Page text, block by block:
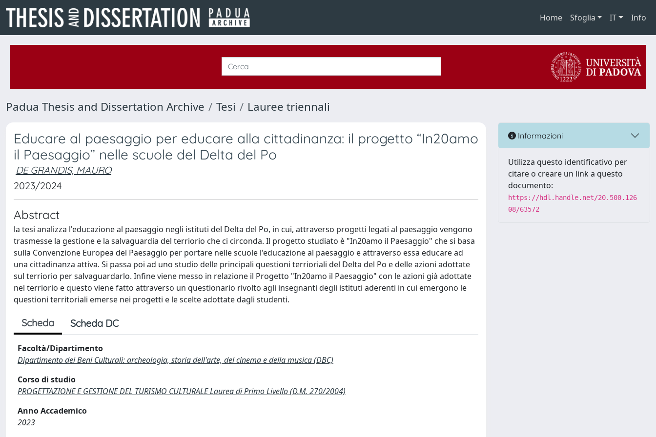
Home Sfoglia IT Info
Padua Thesis and Dissertation Archive Tesi Lauree triennali
Educare al paesaggio per educare alla cittadinanza: il progetto “In20amo
il Paesaggio” nelle scuole del Delta del Po
DE GRANDIS, MAURO
2023/2024
Abstract
la tesi analizza l'educazione al paesaggio negli istituti del Delta del Po, in cui, attraverso progetti legati al paesaggio vengono
trasmesse la gestione e la salvaguardia del terriorio che ci circonda. Il progetto studiato è "In20amo il Paesaggio" che si basa
sulla Convenzione Europea del Paesaggio per portare nelle scuole l'educazione al paesaggio e attraverso essa educare ad
una cittadinanza attiva. Si passa poi ad uno studio delle principali questioni terrioriali del Delta del Po e delle azioni adottate
sul terriorio per salvaguardarlo. Infine viene messo in relazione il Progetto "In20amo il Paesaggio" con le azioni già adottate
nel terriorio e questo viene fatto attraverso un questionario rivolto agli insegnanti degli istituti aderenti in cui emergono le
questioni territoriali emerse nei progetti e le scelte adottate dagli studenti.
Scheda Scheda DC
Facoltà/Dipartimento
Dipartimento dei Beni Culturali: archeologia, storia dell'arte, del cinema e della musica (DBC)
Corso di studio
PROGETTAZIONE E GESTIONE DEL TURISMO CULTURALE Laurea di Primo Livello (D.M. 270/2004)
Anno Accademico
2023
Informazioni
Utilizza questo identificativo per
citare o creare un link a questo
documento:
https://hdl.handle.net/20.500.126
08/63572